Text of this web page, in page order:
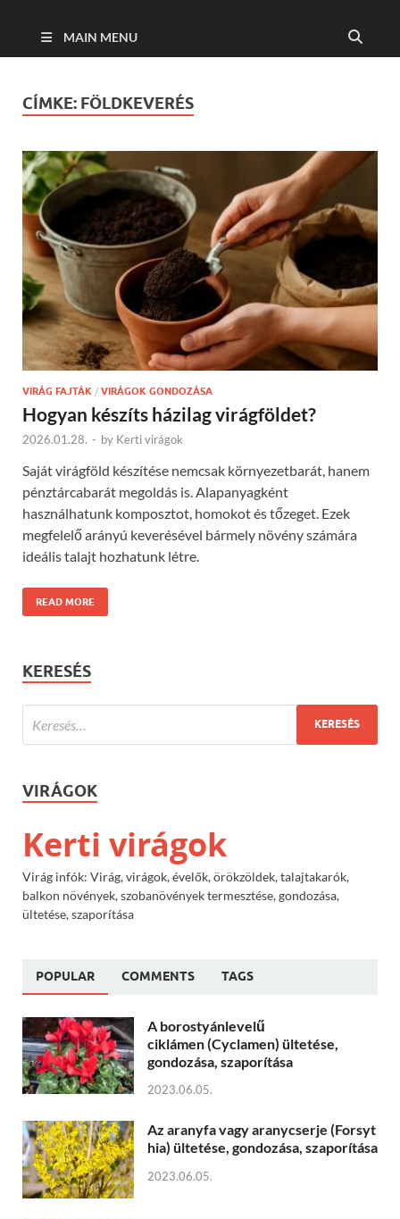
MAIN MENU
CÍMKE: FÖLDKEVERÉS
VIRÁG FAJTÁK / VIRÁGOK GONDOZÁSA
Hogyan készíts házilag virágföldet?
2026.01.28. - by Kerti virágok
Saját virágföld készítése nemcsak környezetbarát, hanem
pénztárcabarát megoldás is. Alapanyagként
használhatunk komposztot, homokot és tőzeget. Ezek
megfelelő arányú keverésével bármely növény számára
ideális talajt hozhatunk létre.
READ MORE
KERESÉS
VIRÁGOK
Kerti virágok
Virág infók: Virág, virágok, évelők, örökzöldek, talajtakarók,
balkon növények, szobanövények termesztése, gondozása,
ültetése, szaporítása
POPULAR COMMENTS TAGS
A borostyánlevelű
ciklámen (Cyclamen) ültetése,
gondozása, szaporítása
2023.06.05.
Az aranyfa vagy aranycserje (Forsyt
hia) ültetése, gondozása, szaporítása
2023.06.05.